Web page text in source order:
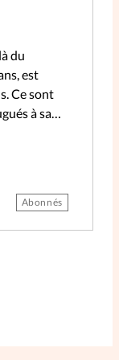
du
est
Ce sont
à sa
Abonnés